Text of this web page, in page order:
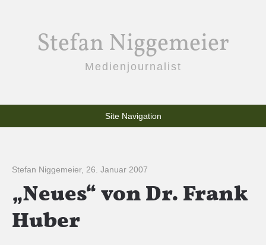
Stefan Niggemeier
Medienjournalist
Site Navigation
Stefan Niggemeier, 26. Januar 2007
„Neues“ von Dr. Frank
Huber